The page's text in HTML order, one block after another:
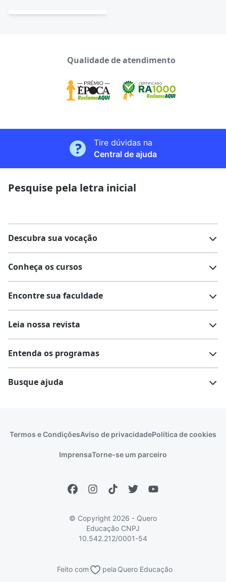
Qualidade de atendimento
Tire dúvidas na
Central de ajuda
Pesquise pela letra inicial
Descubra sua vocação
Conheça os cursos
Cursos técnicos
Escolas
Encontre sua faculdade
Comunidade Quero
Leia nossa revista
Profissões
Escolas
Entenda os programas
Busque ajuda
Vs Mais Estudo/Neora Educa Brasil
Termos e CondiçõesAviso de privacidadePolítica de cookies
ImprensaTorne-se um parceiro
© Copyright 2026 - Quero
Educação CNPJ
10.542.212/0001-54
Feito com pelaQuero Educação